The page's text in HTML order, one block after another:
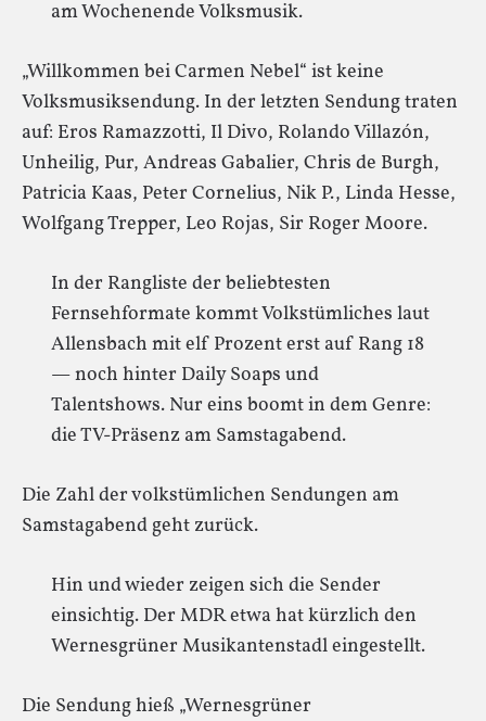
am Wochenende Volksmusik.
„Willkommen bei Carmen Nebel“ ist keine
Volksmusiksendung. In der letzten Sendung traten
auf: Eros Ramazzotti, Il Divo, Rolando Villazón,
Unheilig, Pur, Andreas Gabalier, Chris de Burgh,
Patricia Kaas, Peter Cornelius, Nik P., Linda Hesse,
Wolfgang Trepper, Leo Rojas, Sir Roger Moore.
In der Rangliste der beliebtesten
Fernsehformate kommt Volkstümliches laut
Allensbach mit elf Prozent erst auf Rang 18
— noch hinter Daily Soaps und
Talentshows. Nur eins boomt in dem Genre:
die TV-Präsenz am Samstagabend.
Die Zahl der volkstümlichen Sendungen am
Samstagabend geht zurück.
Hin und wieder zeigen sich die Sender
einsichtig. Der MDR etwa hat kürzlich den
Wernesgrüner Musikantenstadl eingestellt.
Die Sendung hieß „Wernesgrüner